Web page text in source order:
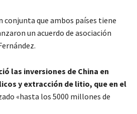
conjunta que ambos países tiene
un acuerdo de asociación
las inversiones de China en
y extracción de litio, que en el
«hasta los 5000 millones de